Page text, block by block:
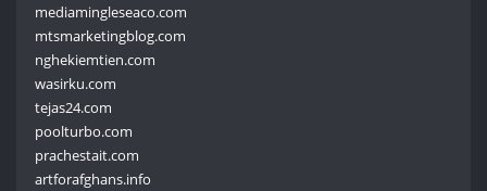
mediamingleseaco.com
mtsmarketingblog.com
nghekiemtien.com
wasirku.com
tejas24.com
poolturbo.com
prachestait.com
artforafghans.info